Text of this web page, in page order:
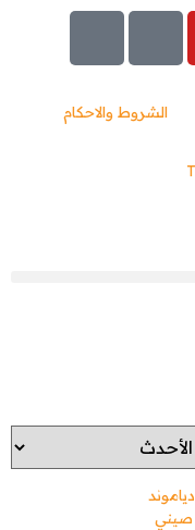
الشروط والاحكام